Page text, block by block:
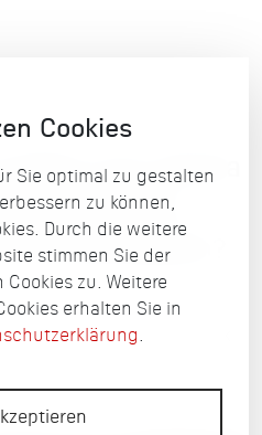
zum Thema
oder
vereinbaren?
im Sportwagen Werk
Cookies
Sie optimal zu gestalten
zu können,
Durch die weitere
stimmen Sie der
zu. Weitere
erhalten Sie in